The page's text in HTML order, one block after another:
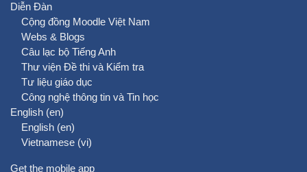
Diễn Đàn
Cộng đồng Moodle Việt Nam
Webs & Blogs
Câu lạc bộ Tiếng Anh
Thư viện Đề thi và Kiểm tra
Tư liệu giáo dục
Công nghệ thông tin và Tin học
English ‎(en)‎
English ‎(en)‎
Vietnamese ‎(vi)‎
Get the mobile app